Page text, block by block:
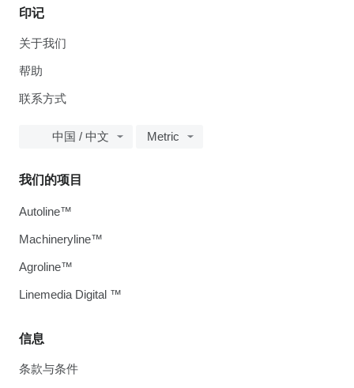
印记
关于我们
帮助
联系方式
中国 / 中文 Metric
信息
条款与条件
我们的项目
Autoline™
Machineryline™
Agroline™
Linemedia Digital ™